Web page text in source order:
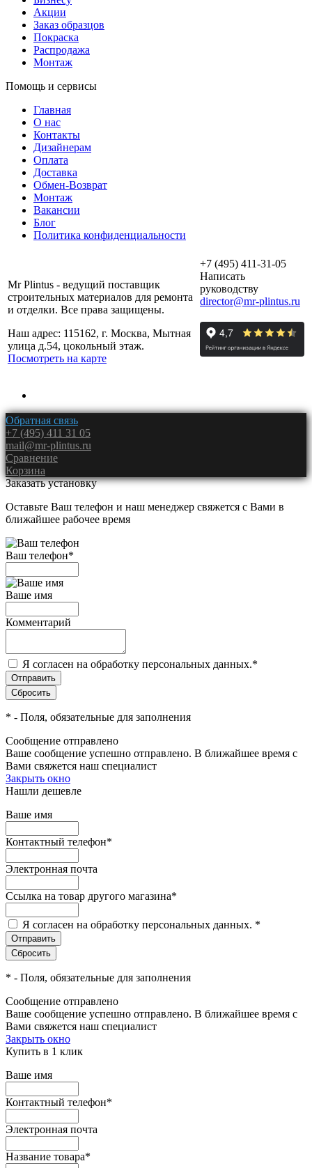
Акции
Заказ образцов
Покраска
Распродажа
Монтаж
Помощь и сервисы
Главная
О нас
Контакты
Дизайнерам
Оплата
Доставка
Обмен-Возврат
Монтаж
Вакансии
Блог
Политика конфиденциальности
Mr Plintus - ведущий поставщик
строительных материалов для ремонта
и отделки. Все права защищены.
Наш адрес: 115162, г. Москва, Мытная
улица д.54, цокольный этаж.
Посмотреть на карте
+7 (495) 411-31-05
Написать
руководству
director@mr-plintus.ru
Обратная связь
+7 (495) 411 31 05
mail@mr-plintus.ru
Сравнение
Корзина
Заказать установку
Оставьте Ваш телефон и наш менеджер свяжется с Вами в
ближайшее рабочее время
Ваш телефон*
Ваше имя
Комментарий
Я согласен на обработку персональных данных.*
* - Поля, обязательные для заполнения
Сообщение отправлено
Ваше сообщение успешно отправлено. В ближайшее время с
Вами свяжется наш специалист
Закрыть окно
Нашли дешевле
Ваше имя
Контактный телефон*
Электронная почта
Ссылка на товар другого магазина*
Я согласен на обработку персональных данных. *
* - Поля, обязательные для заполнения
Сообщение отправлено
Ваше сообщение успешно отправлено. В ближайшее время с
Вами свяжется наш специалист
Закрыть окно
Купить в 1 клик
Ваше имя
Контактный телефон*
Электронная почта
Название товара*